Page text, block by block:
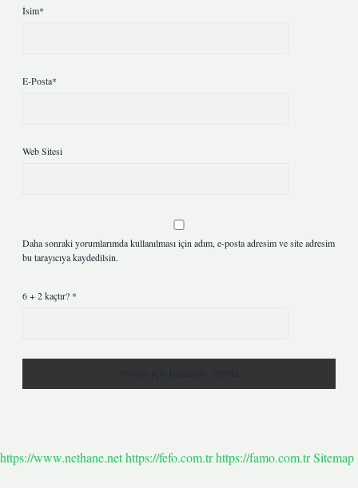
İsim*
E-Posta*
Web Sitesi
Daha sonraki yorumlarımda kullanılması için adım, e-posta adresim ve site adresim
bu tarayıcıya kaydedilsin.
6 + 2 kaçtır? *
https://www.nethane.nethttps://fefo.com.trhttps://famo.com.trSitemap